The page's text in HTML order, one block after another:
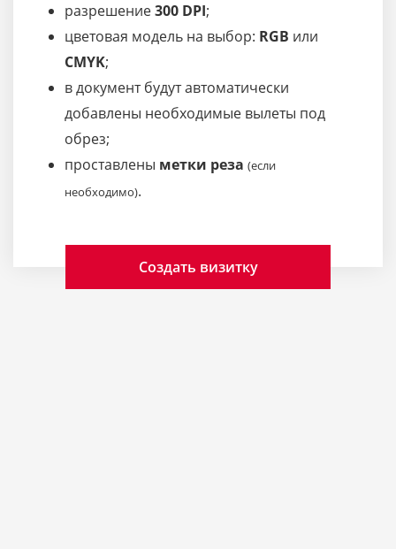
разрешение300 DPI;
цветовая модель на выбор: RGB или
CMYK;
в документ будут автоматически
добавлены необходимые вылеты под
обрез;
проставлены метки реза (если
необходимо).
Создать визитку